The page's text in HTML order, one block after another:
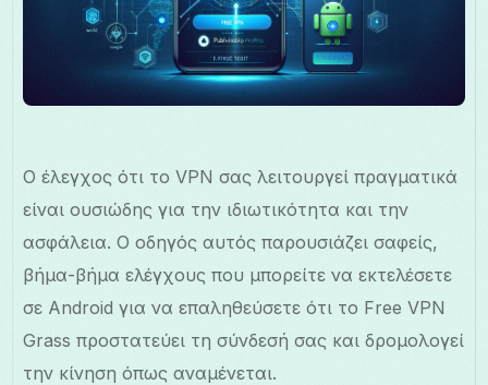
Ελληνικά
Ο έλεγχος ότι το VPN σας λειτουργεί πραγματικά
είναι ουσιώδης για την ιδιωτικότητα και την
ασφάλεια. Ο οδηγός αυτός παρουσιάζει σαφείς,
βήμα-βήμα ελέγχους που μπορείτε να εκτελέσετε
σε Android για να επαληθεύσετε ότι το Free VPN
Grass προστατεύει τη σύνδεσή σας και δρομολογεί
την κίνηση όπως αναμένεται.